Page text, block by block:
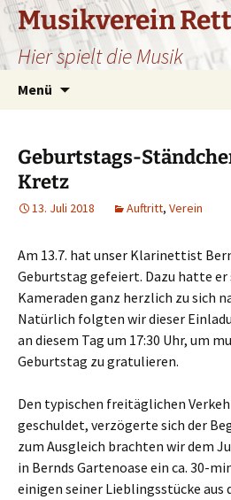
Zum
Inhalt
springen
Musikverein
Hier spielt die Musik
Menü
Geburtstags-
Kretz
13. Juli 2018 Auftritt, Verein
Am 13.7. hat unser Klarinettist
Geburtstag gefeiert. Dazu hatte er
Kameraden ganz herzlich zu sich
Natürlich folgten wir dieser
an diesem Tag um 17:30 Uhr, um
Geburtstag zu gratulieren.
Den typischen freitäglichen
geschuldet, verzögerte sich der
zum Ausgleich brachten wir dem
in Bernds Gartenoase ein ca. 30-
einigen seiner Lieblingsstücke aus